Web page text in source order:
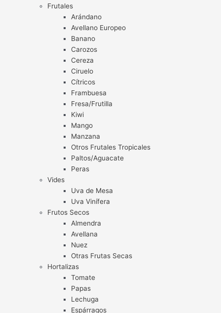
Frutales
Arándano
Avellano Europeo
Banano
Carozos
Cereza
Ciruelo
Cítricos
Frambuesa
Fresa/Frutilla
Kiwi
Mango
Manzana
Otros Frutales Tropicales
Paltos/Aguacate
Peras
Vides
Uva de Mesa
Uva Vinífera
Frutos Secos
Almendra
Avellana
Nuez
Otras Frutas Secas
Hortalizas
Tomate
Papas
Lechuga
Espárragos